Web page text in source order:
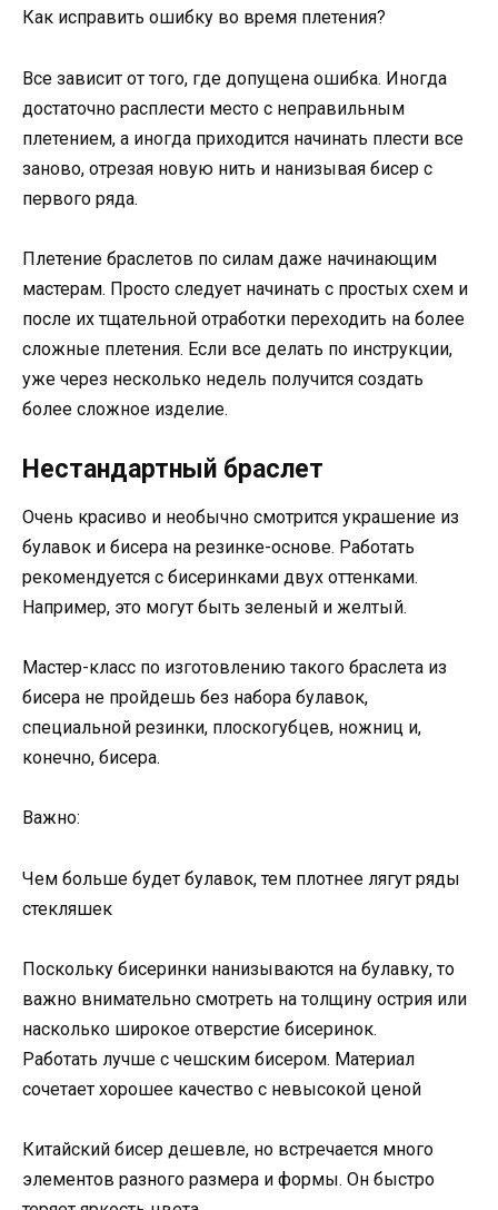
Как исправить ошибку во время плетения?
Все зависит от того, где допущена ошибка. Иногда
достаточно расплести место с неправильным
плетением, а иногда приходится начинать плести все
заново, отрезая новую нить и нанизывая бисер с
первого ряда.
Плетение браслетов по силам даже начинающим
мастерам. Просто следует начинать с простых схем и
после их тщательной отработки переходить на более
сложные плетения. Если все делать по инструкции,
уже через несколько недель получится создать
более сложное изделие.
Нестандартный браслет
Очень красиво и необычно смотрится украшение из
булавок и бисера на резинке-основе. Работать
рекомендуется с бисеринками двух оттенками.
Например, это могут быть зеленый и желтый.
Мастер-класс по изготовлению такого браслета из
бисера не пройдешь без набора булавок,
специальной резинки, плоскогубцев, ножниц и,
конечно, бисера.
Важно:
Чем больше будет булавок, тем плотнее лягут ряды
стекляшек
Поскольку бисеринки нанизываются на булавку, то
важно внимательно смотреть на толщину острия или
насколько широкое отверстие бисеринок.
Работать лучше с чешским бисером. Материал
сочетает хорошее качество с невысокой ценой
Китайский бисер дешевле, но встречается много
элементов разного размера и формы. Он быстро